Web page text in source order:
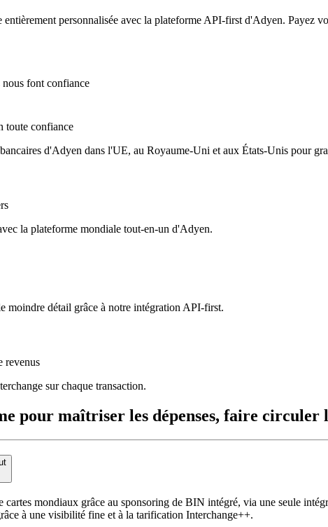
entièrement personnalisée avec la plateforme API-first d'Adyen. Payez
font confiance
toute confiance
d'Adyen dans l'UE, au Royaume-Uni et aux États-Unis pour
la plateforme mondiale tout-en-un d'Adyen.
moindre détail grâce à notre intégration API-first.
revenus
sur chaque transaction.
pour maîtriser les dépenses, faire
cartes mondiaux grâce au sponsoring de BIN intégré, via une seule
à une visibilité fine et à la tarification Interchange++.